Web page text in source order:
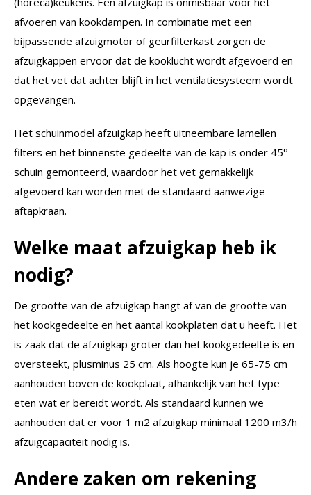
afvoeren van kookdampen. In combinatie met een
bijpassende afzuigmotor of geurfilterkast zorgen de
afzuigkappen ervoor dat de kooklucht wordt afgevoerd en
dat het vet dat achter blijft in het ventilatiesysteem wordt
opgevangen.
Het schuinmodel afzuigkap heeft uitneembare lamellen
filters en het binnenste gedeelte van de kap is onder 45°
schuin gemonteerd, waardoor het vet gemakkelijk
afgevoerd kan worden met de standaard aanwezige
aftapkraan.
Welke maat afzuigkap heb ik
nodig?
De grootte van de afzuigkap hangt af van de grootte van
het kookgedeelte en het aantal kookplaten dat u heeft. Het
is zaak dat de afzuigkap groter dan het kookgedeelte is en
oversteekt, plusminus 25 cm. Als hoogte kun je 65-75 cm
aanhouden boven de kookplaat, afhankelijk van het type
eten wat er bereidt wordt. Als standaard kunnen we
aanhouden dat er voor 1 m2 afzuigkap minimaal 1200 m3/h
afzuigcapaciteit nodig is.
Andere zaken om rekening